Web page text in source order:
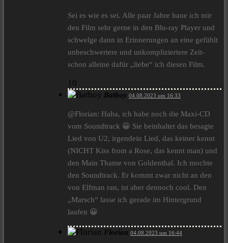
Sei es wie es sei. Alle paar Jahre haue ich mir
den Film sehr gerne in den Blu-ray Player und
schwelge dann in Erinnerungen an eine gefühlt
unbeschwertere und unkompliziertere Zeit-
schon alleine dafür „liebe“ ich diesen Film.
10
Batboy 04.08.2023 um 16:33
@Florian: Haha, ich habe noch die Maxi-CD
vom Soundtrack 😀 Sie beinhaltet das besagte
Lied von U2, irgendein Lied, das keiner kennt
(NICHT Kiss from a Rose, das kennt man) und
den Main Thame von Goldenthal. Ich mochte
den Soundtrack. Er kommt zwar nicht an den
von Elfman ran, ist aber dennoch cool. Den
„Marsch“ lasse ich gerade im Hintergrund
laufen 😀
Florian 04.08.2023 um 16:44